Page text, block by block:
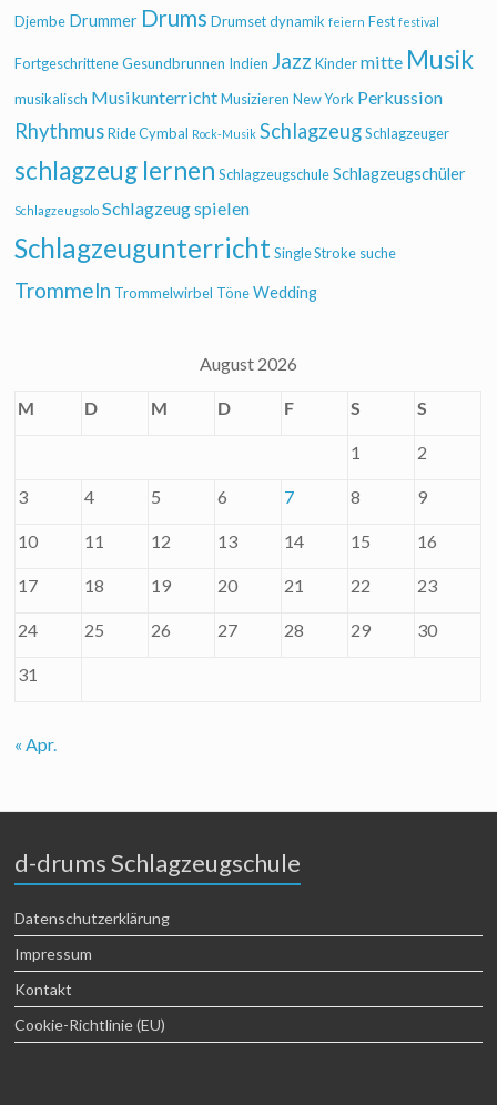
Djembe Drummer Drums Drumset dynamik feiern Fest festival
Fortgeschrittene Gesundbrunnen Indien Jazz Kinder mitte Musik
musikalisch Musikunterricht Musizieren New York Perkussion
Rhythmus Ride Cymbal Rock-Musik Schlagzeug Schlagzeuger
schlagzeug lernen Schlagzeugschule Schlagzeugschüler
Schlagzeugsolo Schlagzeug spielen
Schlagzeugunterricht Single Stroke suche
Trommeln Trommelwirbel Töne Wedding
August 2026
M D M D F S S
1 2
3 4 5 6 7 8 9
10 11 12 13 14 15 16
17 18 19 20 21 22 23
24 25 26 27 28 29 30
31
« Apr.
d-drums Schlagzeugschule
Datenschutzerklärung
Impressum
Kontakt
Cookie-Richtlinie (EU)